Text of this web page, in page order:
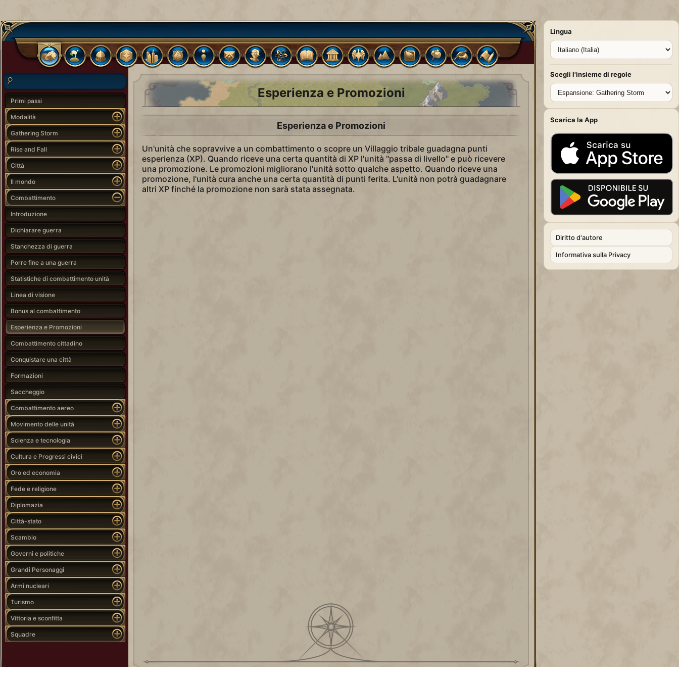
Primi passi
Modalità
Gathering Storm
Rise and Fall
Città
Il mondo
Combattimento
Introduzione
Dichiarare guerra
Stanchezza di guerra
Porre fine a una guerra
Statistiche di combattimento unità
Linea di visione
Bonus al combattimento
Esperienza e Promozioni
Combattimento cittadino
Conquistare una città
Formazioni
Saccheggio
Combattimento aereo
Movimento delle unità
Scienza e tecnologia
Cultura e Progressi civici
Oro ed economia
Fede e religione
Diplomazia
Città-stato
Scambio
Governi e politiche
Grandi Personaggi
Armi nucleari
Turismo
Vittoria e sconfitta
Squadre
Esperienza e Promozioni
Esperienza e Promozioni
Un'unità che sopravvive a un combattimento o scopre un Villaggio tribale guadagna punti
esperienza (XP). Quando riceve una certa quantità di XP l'unità "passa di livello" e può ricevere
una promozione. Le promozioni migliorano l'unità sotto qualche aspetto. Quando riceve una
promozione, l'unità cura anche una certa quantità di punti ferita. L'unità non potrà guadagnare
altri XP finché la promozione non sarà stata assegnata.
Lingua
Scegli l'insieme di regole
Scarica la App
Diritto d'autore
Informativa sulla Privacy